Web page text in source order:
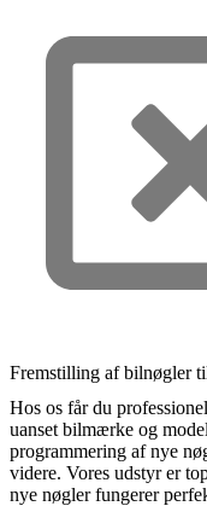
Fremstilling af bilnøgler
Hos os får du
uanset bilmærke og
programmering af nye
videre. Vores udstyr er
nye nøgler fungerer